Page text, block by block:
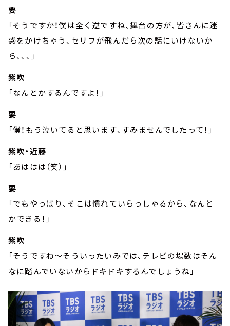
要
「そうですか！僕は全く逆ですね、舞台の方が、皆さんに迷
惑をかけちゃう、セリフが飛んだら次の話にいけないか
ら、、、」
紫吹
「なんとかするんですよ！」
要
「僕！もう泣いてると思います、すみませんでしたって！」
紫吹・近藤
「あははは（笑）」
要
「でもやっぱり、そこは慣れていらっしゃるから、なんと
かできる！」
紫吹
「そうですね～そういったいみでは、テレビの場数はそん
なに踏んでいないからドキドキするんでしょうね」